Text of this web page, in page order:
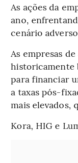
As ações da
ano,
cenário
As empresas de
historicamente
para financiar
a taxas pós-
mais elevados,
Kora, HIG e